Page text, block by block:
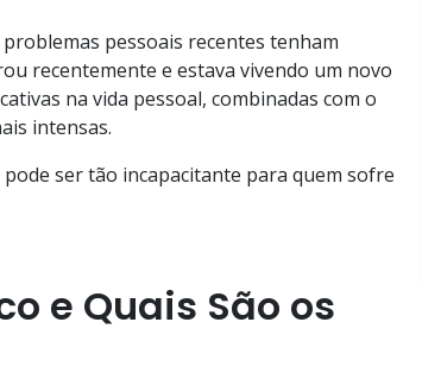
pessoais recentes tenham
recentemente e estava vivendo um novo
na vida pessoal, combinadas com o
intensas.
ser tão incapacitante para quem sofre
e Quais São os